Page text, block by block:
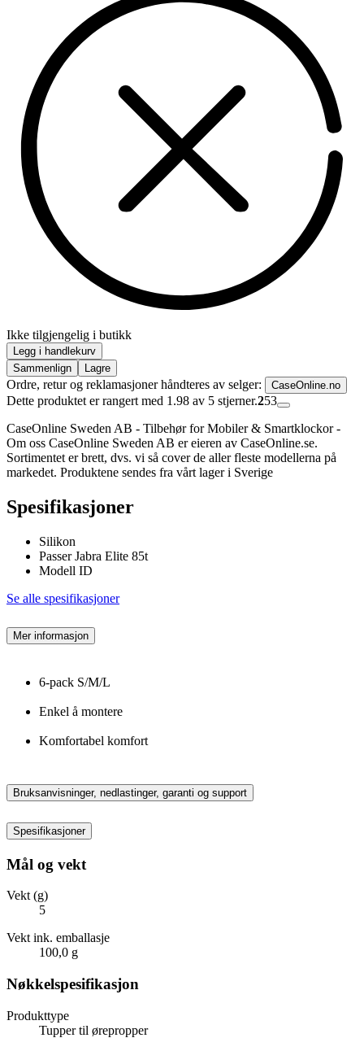
Ikke tilgjengelig i butikk
Legg i handlekurv
Sammenlign
Lagre
Ordre, retur og reklamasjoner håndteres av selger: CaseOnline.no
Dette produktet er rangert med 1.98 av 5 stjerner.253
CaseOnline Sweden AB - Tilbehør for Mobiler & Smartklockor -
Om oss CaseOnline Sweden AB er eieren av CaseOnline.se.
Sortimentet er brett, dvs. vi så cover de aller fleste modellerna på
markedet. Produktene sendes fra vårt lager i Sverige
Spesifikasjoner
Silikon
Passer Jabra Elite 85t
Modell ID
Se alle spesifikasjoner
Mer informasjon
6-pack S/M/L
Enkel å montere
Komfortabel komfort
Bruksanvisninger, nedlastinger, garanti og support
Spesifikasjoner
Mål og vekt
Vekt (g)
5
Vekt ink. emballasje
100,0 g
Nøkkelspesifikasjon
Produkttype
Tupper til ørepropper